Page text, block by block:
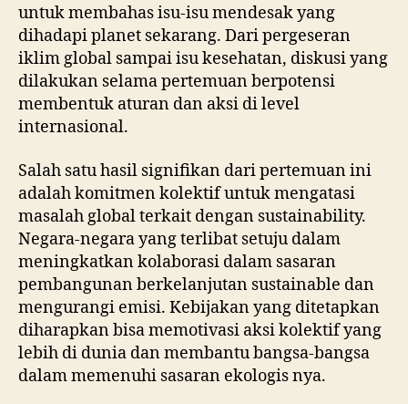
untuk membahas isu-isu mendesak yang
dihadapi planet sekarang. Dari pergeseran
iklim global sampai isu kesehatan, diskusi yang
dilakukan selama pertemuan berpotensi
membentuk aturan dan aksi di level
internasional.
Salah satu hasil signifikan dari pertemuan ini
adalah komitmen kolektif untuk mengatasi
masalah global terkait dengan sustainability.
Negara-negara yang terlibat setuju dalam
meningkatkan kolaborasi dalam sasaran
pembangunan berkelanjutan sustainable dan
mengurangi emisi. Kebijakan yang ditetapkan
diharapkan bisa memotivasi aksi kolektif yang
lebih di dunia dan membantu bangsa-bangsa
dalam memenuhi sasaran ekologis nya.